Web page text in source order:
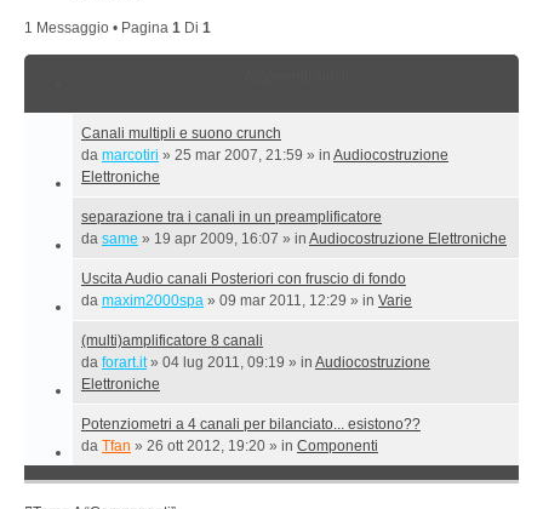
1 Messaggio • Pagina 1 Di 1
Canali multipli e suono crunch
da marcotiri » 25 mar 2007, 21:59 » in Audiocostruzione
Elettroniche
separazione tra i canali in un preamplificatore
da same » 19 apr 2009, 16:07 » in Audiocostruzione Elettroniche
Uscita Audio canali Posteriori con fruscio di fondo
da maxim2000spa » 09 mar 2011, 12:29 » in Varie
(multi)amplificatore 8 canali
da forart.it» 04 lug 2011, 09:19 » in Audiocostruzione
Elettroniche
Potenziometri a 4 canali per bilanciato... esistono??
da Tfan » 26 ott 2012, 19:20 » in Componenti